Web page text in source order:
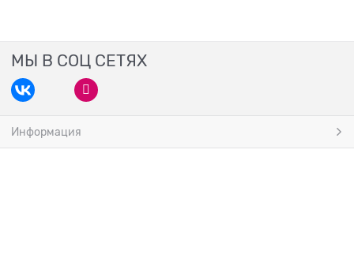
МЫ В СОЦ СЕТЯХ
Информация